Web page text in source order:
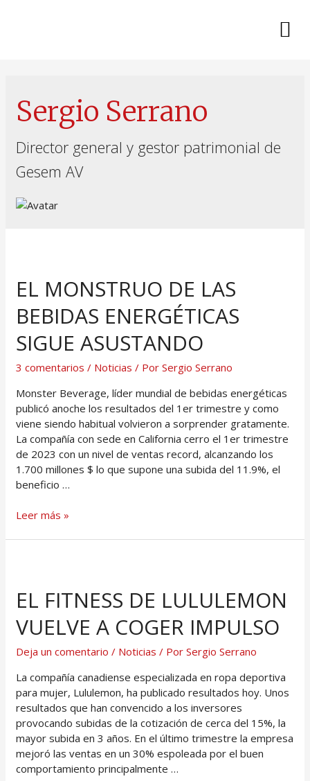
Sergio Serrano
Director general y gestor patrimonial de
Gesem AV
EL MONSTRUO DE LAS
BEBIDAS ENERGÉTICAS
SIGUE ASUSTANDO
3 comentarios / Noticias / PorSergio Serrano
Monster Beverage, líder mundial de bebidas energéticas
publicó anoche los resultados del 1er trimestre y como
viene siendo habitual volvieron a sorprender gratamente.
La compañía con sede en California cerro el 1er trimestre
de 2023 con un nivel de ventas record, alcanzando los
1.700 millones $ lo que supone una subida del 11.9%, el
beneficio …
Leer más »
EL FITNESS DE LULULEMON
VUELVE A COGER IMPULSO
Deja un comentario / Noticias / PorSergio Serrano
La compañía canadiense especializada en ropa deportiva
para mujer, Lululemon, ha publicado resultados hoy. Unos
resultados que han convencido a los inversores
provocando subidas de la cotización de cerca del 15%, la
mayor subida en 3 años. En el último trimestre la empresa
mejoró las ventas en un 30% espoleada por el buen
comportamiento principalmente …